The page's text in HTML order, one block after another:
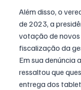
Além disso, o
de 2023, a
votação de
fiscalização da
Em sua denúncia
ressaltou que
entrega dos